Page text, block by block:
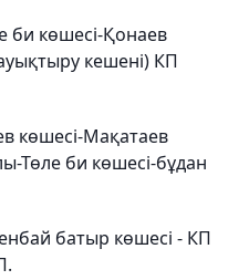
би көшесі-Қонаев
кешені) КП
көшесі-Мақатаев
Төле би көшесі-бұдан
батыр көшесі - КП